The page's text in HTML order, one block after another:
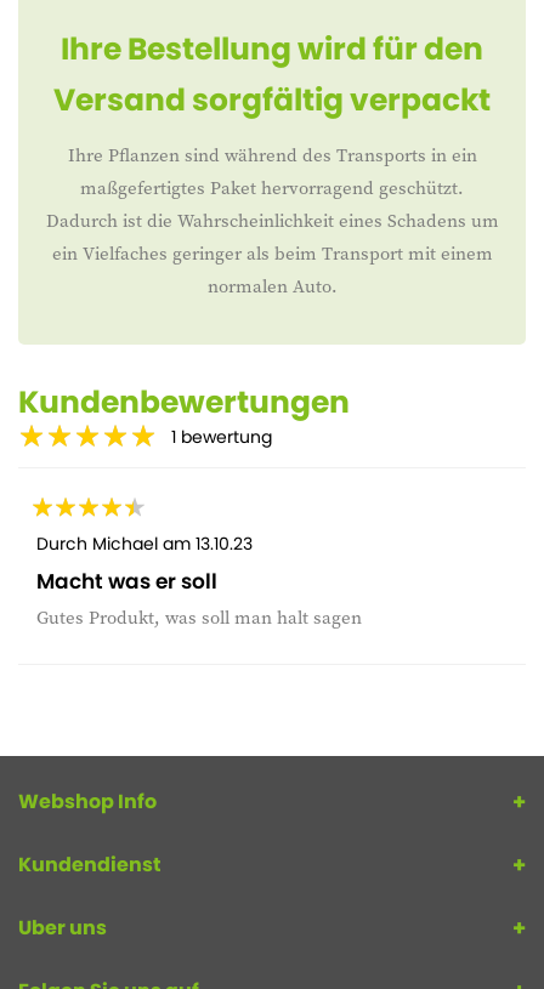
Ihre Bestellung wird für den
Versand sorgfältig verpackt
Ihre Pflanzen sind während des Transports in ein
maßgefertigtes Paket hervorragend geschützt.
Dadurch ist die Wahrscheinlichkeit eines Schadens um
ein Vielfaches geringer als beim Transport mit einem
normalen Auto.
Kundenbewertungen
1 bewertung
Durch Michael am 13.10.23
Macht was er soll
Gutes Produkt, was soll man halt sagen
Webshop Info
Kundendienst
Uber uns